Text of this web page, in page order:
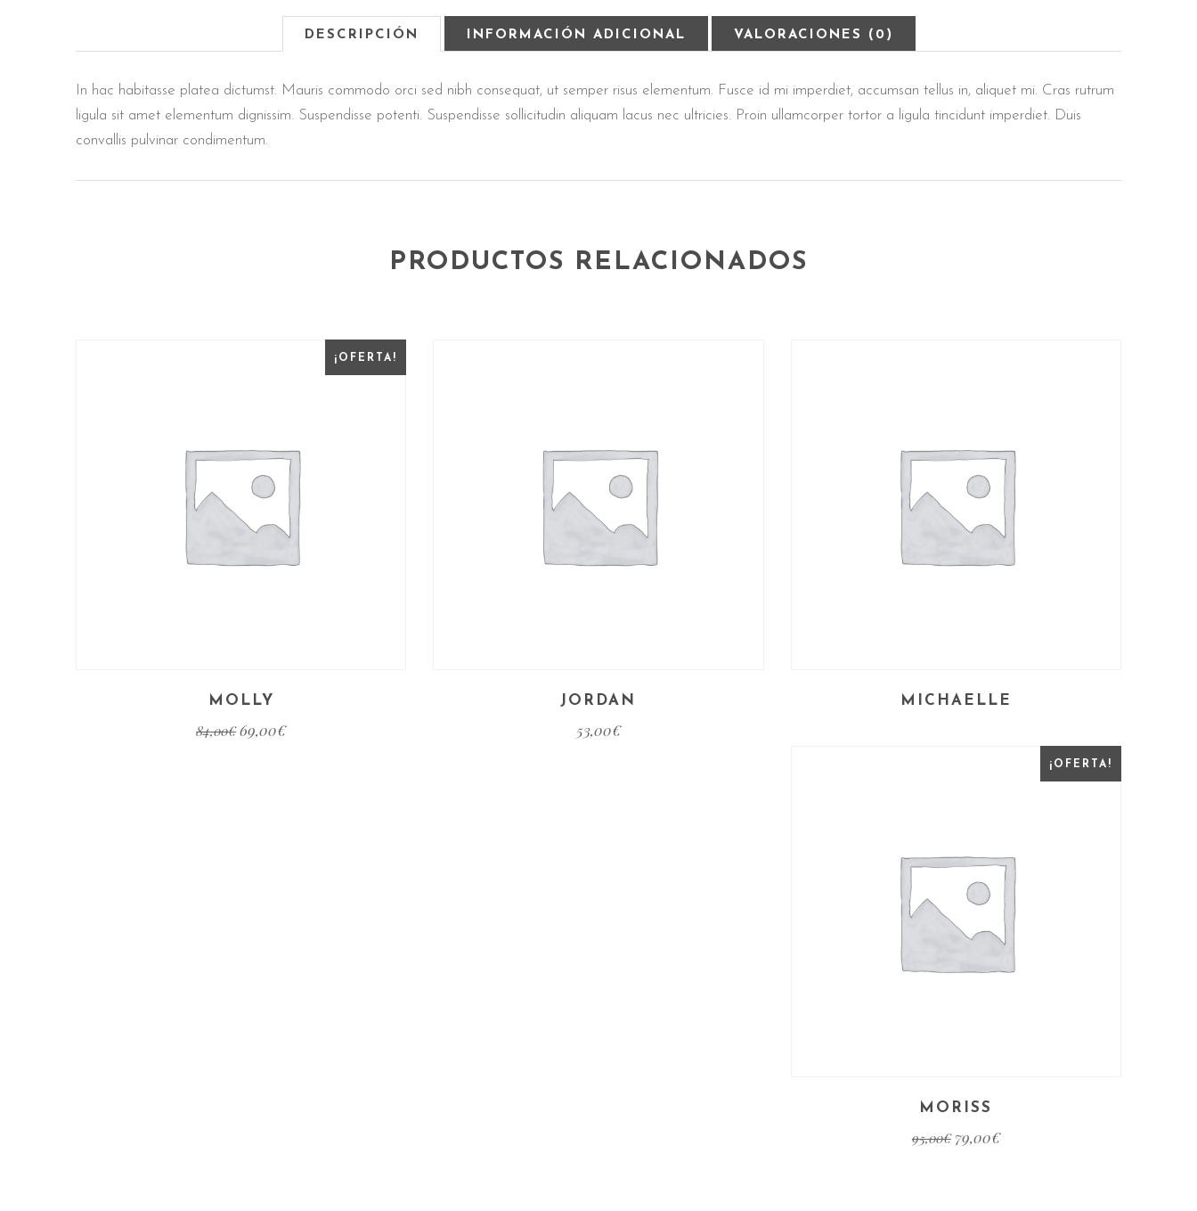
DESCRIPCIÓN INFORMACIÓN ADICIONAL VALORACIONES (0)
In hac habitasse platea dictumst. Mauris commodo orci sed nibh consequat, ut semper risus elementum. Fusce id mi imperdiet, accumsan tellus in, aliquet mi. Cras rutrum
ligula sit amet elementum dignissim. Suspendisse potenti. Suspendisse sollicitudin aliquam lacus nec ultricies. Proin ullamcorper tortor a ligula tincidunt imperdiet. Duis
convallis pulvinar condimentum.
PRODUCTOS RELACIONADOS
¡OFERTA!
MOLLY
84,00€ 69,00€
JORDAN
53,00€
MICHAELLE
¡OFERTA!
MORISS
95,00€ 79,00€